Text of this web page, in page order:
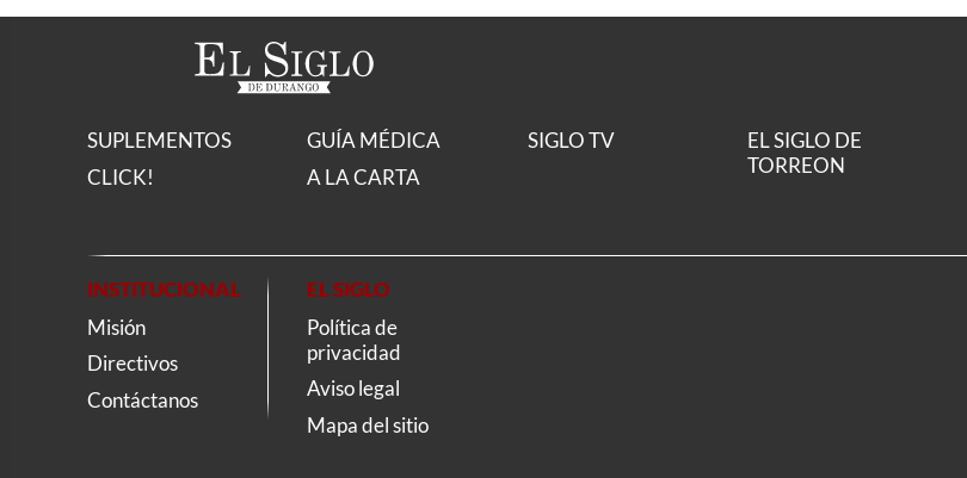
SUPLEMENTOS
CLICK!
GUÍA MÉDICA
A LA CARTA
SIGLO TV
EL SIGLO DE
TORREON
INSTITUCIONAL
Misión
Directivos
Contáctanos
EL SIGLO
Política de
privacidad
Aviso legal
Mapa del sitio